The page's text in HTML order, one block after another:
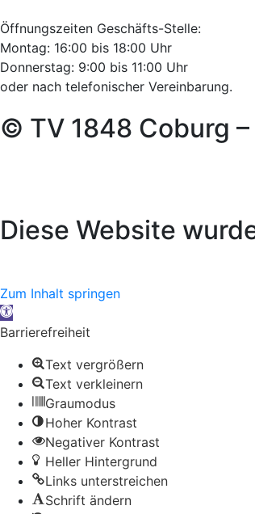
Öffnungszeiten Geschäfts-Stelle:
Montag: 16:00 bis 18:00 Uhr
Donnerstag: 9:00 bis 11:00 Uhr
oder nach telefonischer Vereinbarung.
© TV 1848 Coburg
Diese Website
Zum Inhalt springen
Werkzeugleiste öffnen
Barrierefreiheit
Text vergrößern
Text verkleinern
Graumodus
Hoher Kontrast
Negativer Kontrast
Heller Hintergrund
Links unterstreichen
Schrift ändern